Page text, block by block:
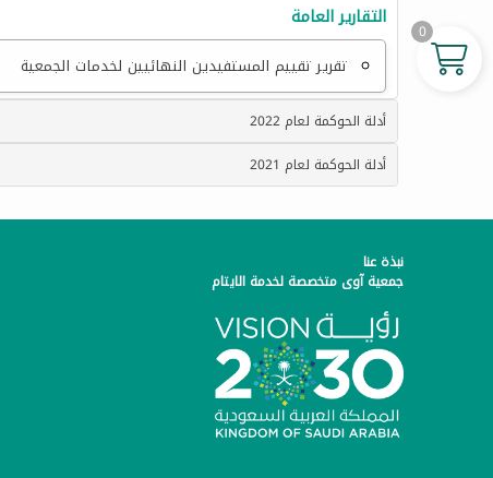
التقارير العامة
تقرير تقييم المستفيدين النهائيين لخدمات الجمعية
أدلة الحوكمة لعام 2022
أدلة الحوكمة لعام 2021
نبذة عنا
جمعية آوى متخصصة لخدمة الايتام
0